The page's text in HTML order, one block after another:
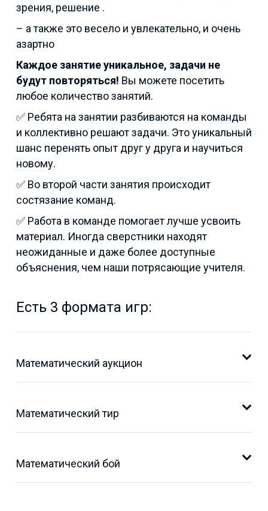
зрения, решение .
– а также это весело и увлекательно, и очень
азартно
Каждое занятие уникальное, задачи не
будут повторяться! Вы можете посетить
любое количество занятий.
✅ Ребята на занятии разбиваются на команды
и коллективно решают задачи. Это уникальный
шанс перенять опыт друг у друга и научиться
новому.
✅ Во второй части занятия происходит
состязание команд.
✅ Работа в команде помогает лучше усвоить
материал. Иногда сверстники находят
неожиданные и даже более доступные
объяснения, чем наши потрясающие учителя.
Есть 3 формата игр:
Математический аукцион
Математический тир
Математический бой